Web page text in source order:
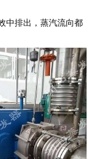
中排出，蒸汽流向都